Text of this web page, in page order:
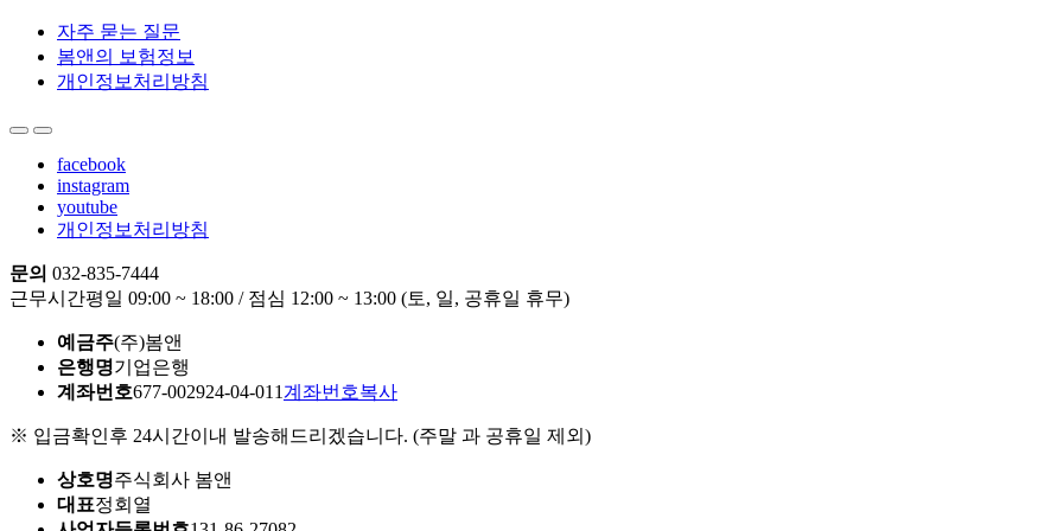
자주 묻는 질문
봄앤의 보험정보
개인정보처리방침
facebook
instagram
youtube
개인정보처리방침
문의 032-835-7444
근무시간평일 09:00 ~ 18:00 / 점심 12:00 ~ 13:00 (토, 일, 공휴일 휴무)
예금주(주)봄앤
은행명기업은행
계좌번호677-002924-04-011계좌번호복사
※ 입금확인후 24시간이내 발송해드리겠습니다. (주말 과 공휴일 제외)
상호명주식회사 봄앤
대표정회열